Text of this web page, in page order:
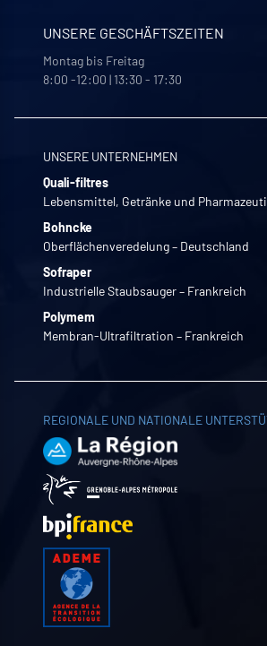
UNSERE GESCHÄFTSZEITEN
Montag bis Freitag
8:00 -12:00 | 13:30 - 17:30
UNSERE UNTERNEHMEN
Quali-filtres
Lebensmittel, Getränke und
Bohncke
Oberflächenveredelung – Deutschland
Sofraper
Industrielle Staubsauger – Frankreich
Polymem
Membran-Ultrafiltration – Frankreich
REGIONALE UND NATIONALE